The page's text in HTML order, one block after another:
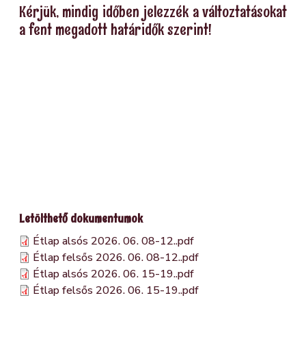
Kérjük, mindig időben jelezzék a változtatásokat
a fent megadott határidők szerint!
Letölthető dokumentumok
Étlap alsós 2026. 06. 08-12..pdf
Étlap felsős 2026. 06. 08-12..pdf
Étlap alsós 2026. 06. 15-19..pdf
Étlap felsős 2026. 06. 15-19..pdf